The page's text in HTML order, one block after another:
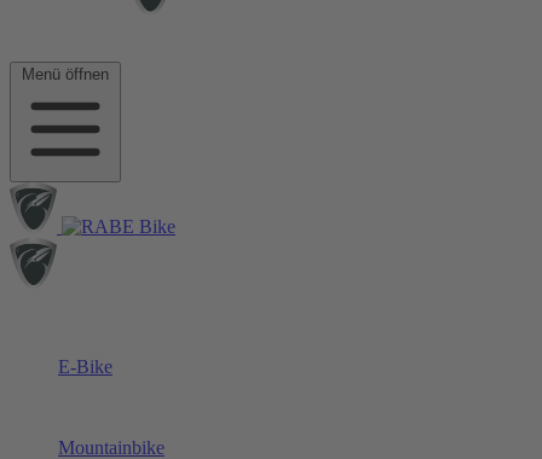
Menü öffnen
E-Bike
Mountainbike